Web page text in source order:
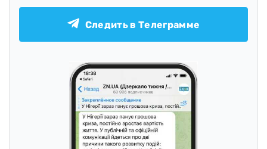
Следить в Телеграмме